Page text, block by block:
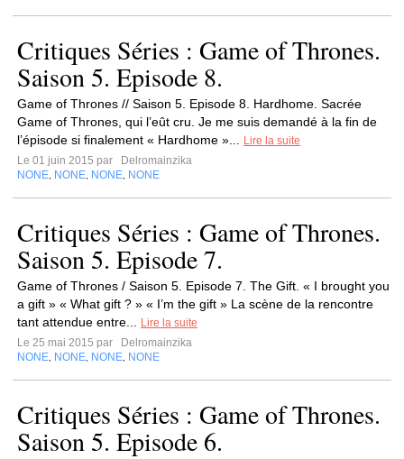
Critiques Séries : Game of Thrones.
Saison 5. Episode 8.
Game of Thrones // Saison 5. Episode 8. Hardhome. Sacrée
Game of Thrones, qui l’eût cru. Je me suis demandé à la fin de
l’épisode si finalement « Hardhome »...
Lire la suite
Le 01 juin 2015 par
Delromainzika
NONE NONE NONE NONE
Critiques Séries : Game of Thrones.
Saison 5. Episode 7.
Game of Thrones / Saison 5. Episode 7. The Gift. « I brought you
a gift » « What gift ? » « I’m the gift » La scène de la rencontre
tant attendue entre...
Lire la suite
Le 25 mai 2015 par
Delromainzika
NONE NONE NONE NONE
Critiques Séries : Game of Thrones.
Saison 5. Episode 6.